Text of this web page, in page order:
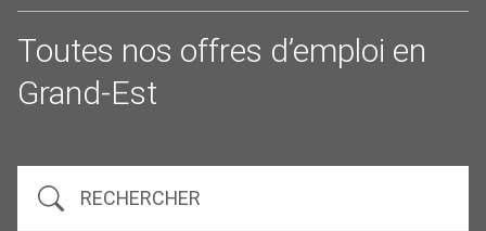
Toutes nos offres d’emploi en
Grand-Est